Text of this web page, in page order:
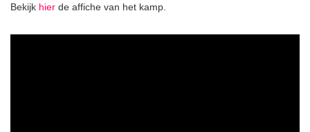
Bekijk hier de affiche van het kamp.